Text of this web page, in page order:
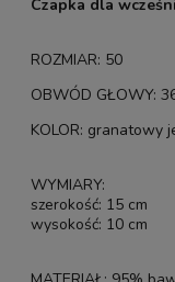
Czapka dla
ROZMIAR: 50
OBWÓD GŁOWY:
KOLOR: granatowy
WYMIARY:
szerokość: 15 cm
wysokość: 10 cm